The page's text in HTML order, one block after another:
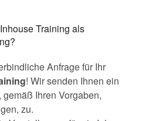
Training als
Anfrage für Ihr
! Wir senden Ihnen ein
Ihren Vorgaben,
zu.